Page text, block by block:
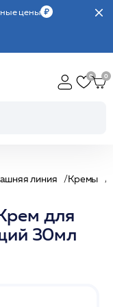
цены
линия Кремы
для
30мл